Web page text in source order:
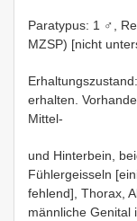
Paratypus: 1 ♂,
MZSP) [nicht
erhalten.
Mittel-
und Hinterbein,
Fühlergeisseln
fehlend], Thorax,
männliche Genital